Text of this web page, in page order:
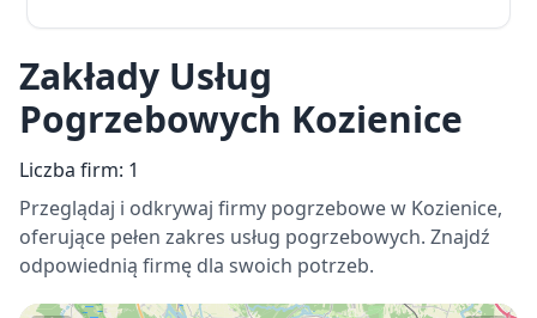
Zakłady Usług
Pogrzebowych Kozienice
Liczba firm: 1
Przeglądaj i odkrywaj firmy pogrzebowe w Kozienice,
oferujące pełen zakres usług pogrzebowych. Znajdź
odpowiednią firmę dla swoich potrzeb.